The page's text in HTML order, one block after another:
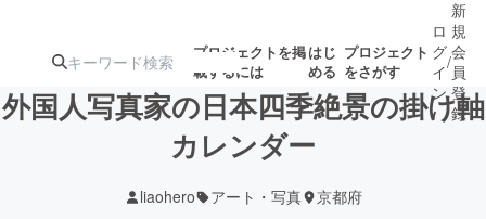
プロジェクトを掲
載するには
はじ
める
プロジェクト
をさがす
ターン
ジェクト
募集終了が近いプ
ロジェクト
ロ
グ
イ
ン
/
新
規
会
員
登
録
外国人写真家の日本四季絶景の掛け軸
カレンダー
liaohero アート・写真 京都府